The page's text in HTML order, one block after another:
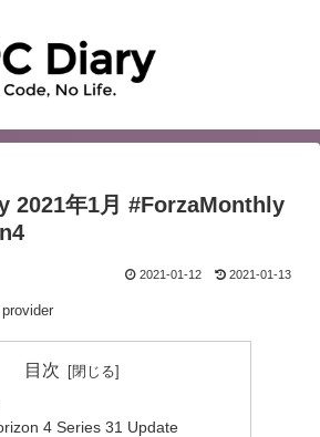
2021年1月 #ForzaMonthly
2021-01-12 2021-01-13
目次
4 Series 31 Update